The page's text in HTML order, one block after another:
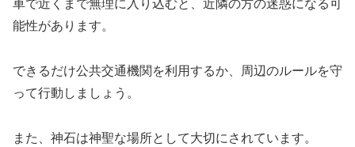
車で近くまで無理に入り込むと、近隣の方の迷惑になる可
能性があります。
できるだけ公共交通機関を利用するか、周辺のルールを守
って行動しましょう。
また、神石は神聖な場所として大切にされています。